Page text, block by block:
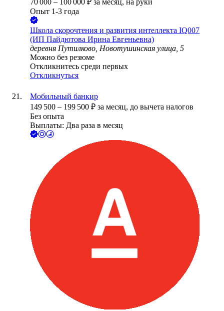
70 000 – 100 000 ₽ за месяц, на руки
Опыт 1-3 года
Школа скорочтения и развития интеллекта IQ007
(ИП Пайдютова Ирина Евгеньевна)
деревня Путилково, Новотушинская улица, 5
Можно без резюме
Откликнитесь среди первых
Откликнуться
Мобильный банкир
149 500 – 199 500 ₽ за месяц, до вычета налогов
Без опыта
Выплаты: Два раза в месяц